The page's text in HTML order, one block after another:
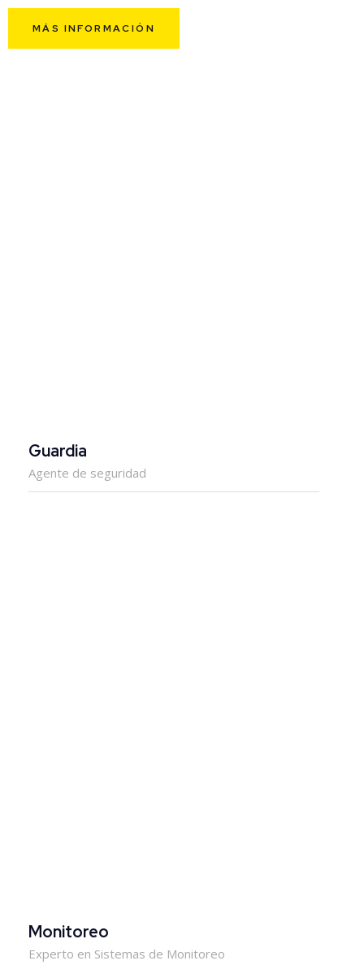
MÁS INFORMACIÓN
Guardia
Agente de seguridad
Monitoreo
Experto en Sistemas de Monitoreo